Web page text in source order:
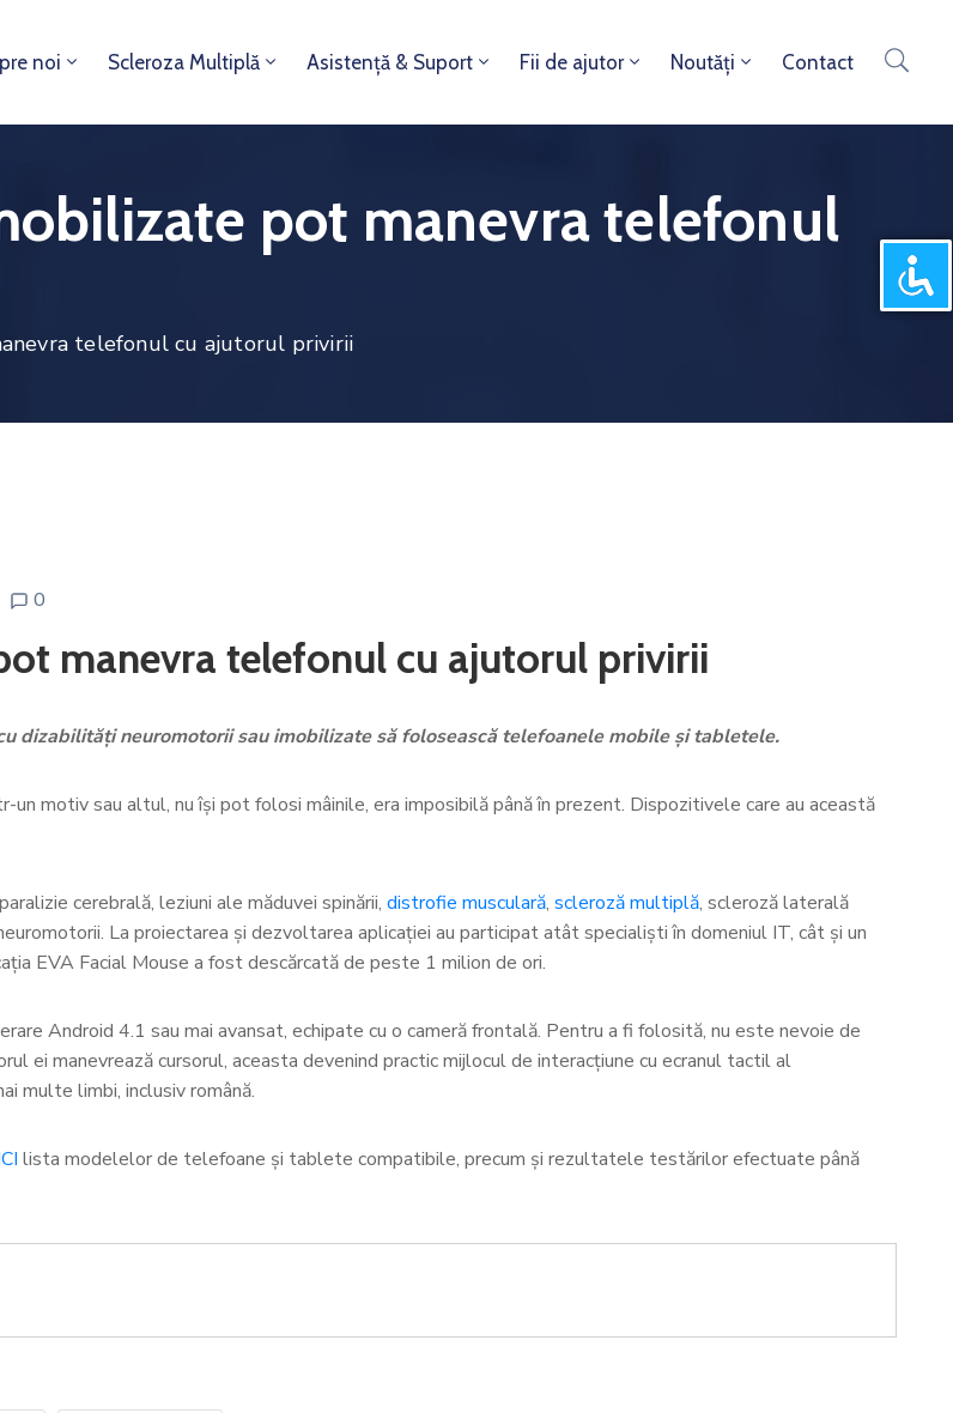
noi Scleroza Multiplă Asistență & Suport Fii de ajutor Noutăți Contact
pot manevra telefonul
telefonul cu ajutorul privirii
0
manevra telefonul cu ajutorul privirii
dizabilități neuromotorii sau imobilizate să folosească telefoanele mobile și tabletele.
motiv sau altul, nu își pot folosi mâinile, era imposibilă până în prezent. Dispozitivele care au această
cerebrală, leziuni ale măduvei spinării, distrofie musculară, scleroză multiplă, scleroză laterală
La proiectarea și dezvoltarea aplicației au participat atât specialiști în domeniul IT, cât și un
EVA Facial Mouse a fost descărcată de peste 1 milion de ori.
Android 4.1 sau mai avansat, echipate cu o cameră frontală. Pentru a fi folosită, nu este nevoie de
ei manevrează cursorul, aceasta devenind practic mijlocul de interacțiune cu ecranul tactil al
multe limbi, inclusiv română.
lista modelelor de telefoane și tablete compatibile, precum și rezultatele testărilor efectuate până